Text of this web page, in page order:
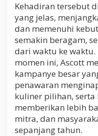
Kehadiran tersebut
yang jelas,
dan memenuhi
semakin beragam,
dari waktu ke
momen ini, Ascott
kampanye besar
penawaran
kuliner pilihan,
memberikan lebih
mitra, dan
sepanjang tahun.